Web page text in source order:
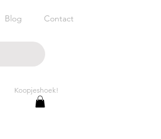
Blog Contact
Koopjeshoek!